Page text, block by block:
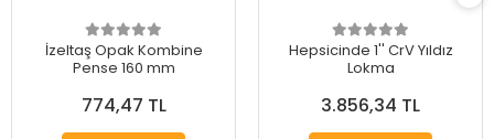
İzeltaş Opak Kombine
Pense 160 mm
774,47 TL
Hepsicinde 1'' CrV Yıldız
Lokma
3.856,34 TL